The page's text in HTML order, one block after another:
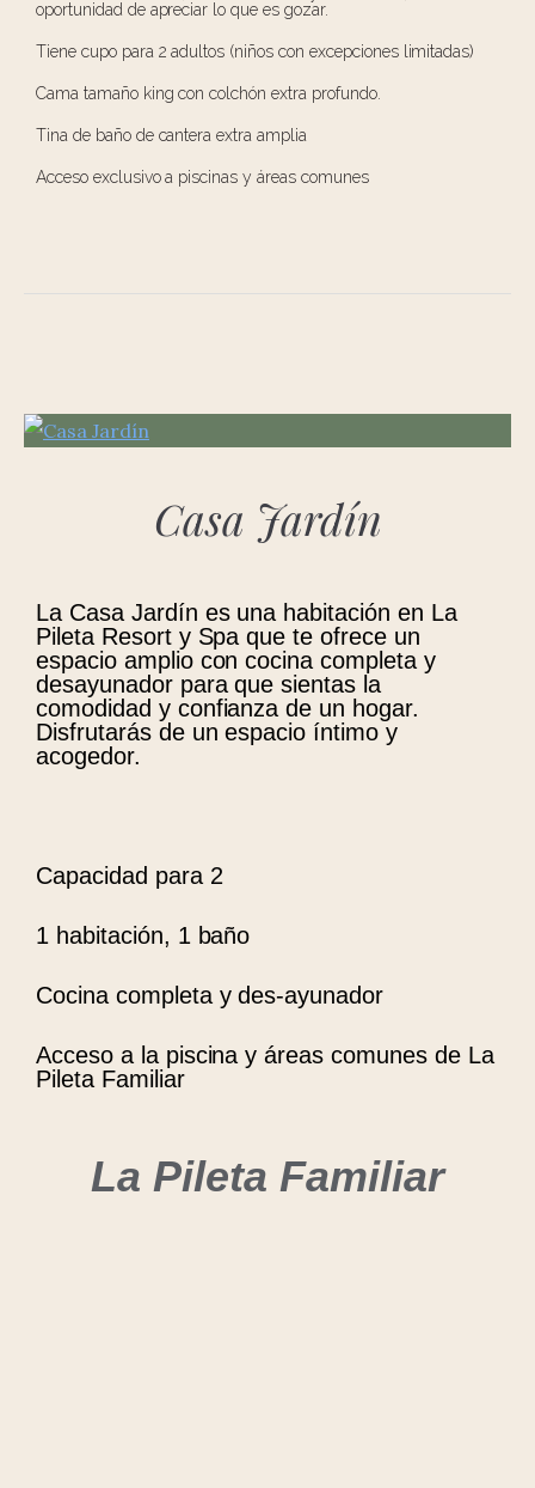
oportunidad de apreciar lo que es gozar.
Tiene cupo para 2 adultos (niños con excepciones limitadas)
Cama tamaño king con colchón extra profundo.
Tina de baño de cantera extra amplia
Acceso exclusivo a piscinas y áreas comunes
Casa Jardín
La Casa Jardín es una habitación en La
Pileta Resort y Spa que te ofrece un
espacio amplio con cocina completa y
desayunador para que sientas la
comodidad y confianza de un hogar.
Disfrutarás de un espacio íntimo y
acogedor.
Capacidad para 2
1 habitación, 1 baño
Cocina completa y des-ayunador
Acceso a la piscina y áreas comunes de La
Pileta Familiar
La Pileta Familiar